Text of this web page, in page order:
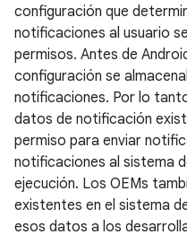
configuración que
notificaciones al usuario
permisos. Antes de
configuración se
notificaciones. Por lo
datos de notificación
permiso para enviar
notificaciones al sistema
ejecución. Los OEMs
existentes en el sistema
esos datos a los